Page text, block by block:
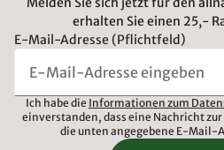
erhalten Sie einen 25,-
E-Mail-Adresse (Pflichtfeld)
Ich habe die Informationen zum
einverstanden, dass eine Nachricht
die unten angegebene E-Mail-